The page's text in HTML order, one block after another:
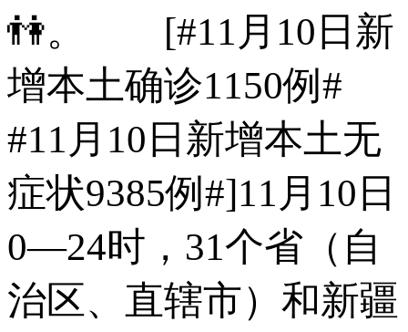
👫。 [#11月10日新
增本土确诊1150例#
#11月10日新增本土无
症状9385例#]11月10日
0—24时，31个省（自
治区、直辖市）和新疆